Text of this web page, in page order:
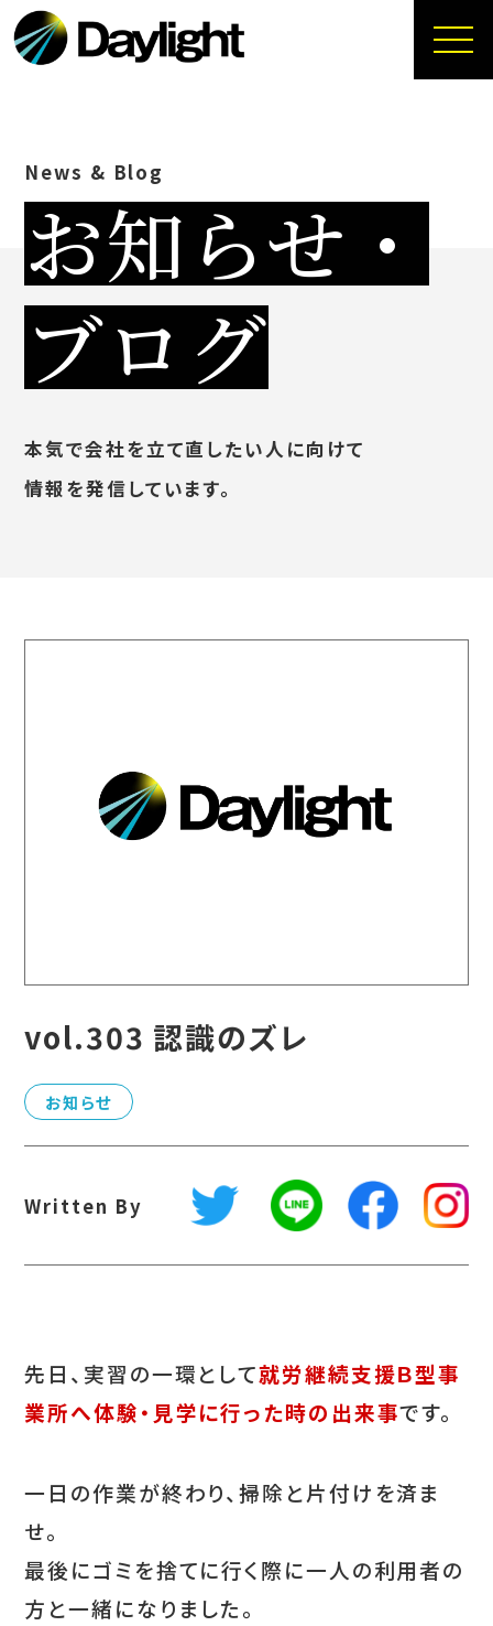
News & Blog
お知らせ・
ブログ
本気で会社を立て直したい人に向けて
情報を発信しています。
vol.303 認識のズレ
お知らせ
Written By
先日、実習の一環として就労継続支援Ｂ型事
業所へ体験・見学に行った時の出来事です。
一日の作業が終わり、掃除と片付けを済ま
せ。
最後にゴミを捨てに行く際に一人の利用者の
方と一緒になりました。